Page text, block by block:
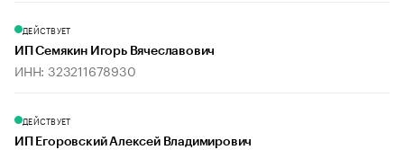
ДЕЙСТВУЕТ
ИП Семякин Игорь Вячеславович
ИНН: 323211678930
ДЕЙСТВУЕТ
ИП Егоровский Алексей Владимирович